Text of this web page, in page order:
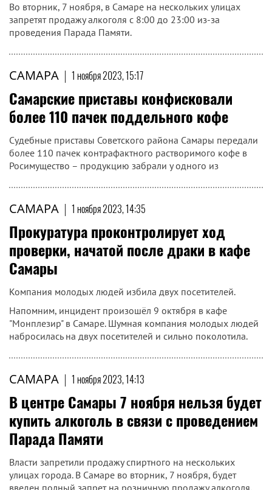
Во вторник, 7 ноября, в Самаре на нескольких улицах
запретят продажу алкоголя с 8:00 до 23:00 из-за
проведения Парада Памяти.
САМАРА | 1 ноября 2023, 15:17
Самарские приставы конфисковали
более 110 пачек поддельного кофе
Судебные приставы Советского района Самары передали
более 110 пачек контрафактного растворимого кофе в
Росимущество – продукцию забрали у одного из
САМАРА | 1 ноября 2023, 14:35
Прокуратура проконтролирует ход
проверки, начатой после драки в кафе
Самары
Компания молодых людей избила двух посетителей.
Напомним, инцидент произошёл 9 октября в кафе
"Монплезир" в Самаре. Шумная компания молодых людей
набросилась на двух посетителей и сильно поколотила.
САМАРА | 1 ноября 2023, 14:13
В центре Самары 7 ноября нельзя будет
купить алкоголь в связи с проведением
Парада Памяти
Власти запретили продажу спиртного на нескольких
улицах города. В Самаре во вторник, 7 ноября, будет
введен полный запрет на розничную продажу алкоголя.